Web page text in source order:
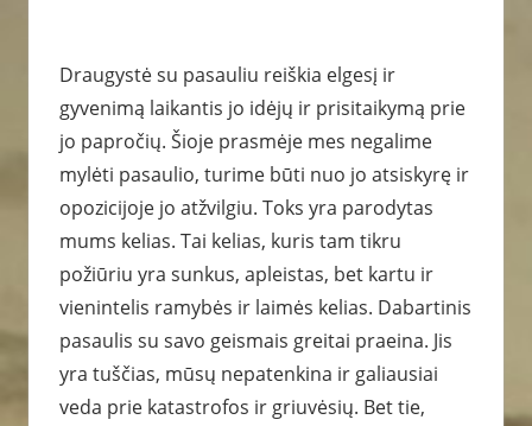
Draugystė su pasauliu reiškia elgesį ir
gyvenimą laikantis jo idėjų ir prisitaikymą prie
jo papročių. Šioje prasmėje mes negalime
mylėti pasaulio, turime būti nuo jo atsiskyrę ir
opozicijoje jo atžvilgiu. Toks yra parodytas
mums kelias. Tai kelias, kuris tam tikru
požiūriu yra sunkus, apleistas, bet kartu ir
vienintelis ramybės ir laimės kelias. Dabartinis
pasaulis su savo geismais greitai praeina. Jis
yra tuščias, mūsų nepatenkina ir galiausiai
veda prie katastrofos ir griuvėsių. Bet tie,